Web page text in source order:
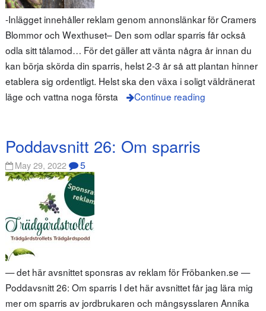
-Inlägget innehåller reklam genom annonslänkar för Cramers
Blommor och Wexthuset– Den som odlar sparris får också
odla sitt tålamod… För det gäller att vänta några år innan du
kan börja skörda din sparris, helst 2-3 år så att plantan hinner
etablera sig ordentligt. Helst ska den växa i soligt väldränerat
läge och vattna noga första
Continue reading
Poddavsnitt 26: Om sparris
May 29, 2022 5
— det här avsnittet sponsras av reklam för Fröbanken.se —
Poddavsnitt 26: Om sparris I det här avsnittet får jag lära mig
mer om sparris av jordbrukaren och mångsysslaren Annika